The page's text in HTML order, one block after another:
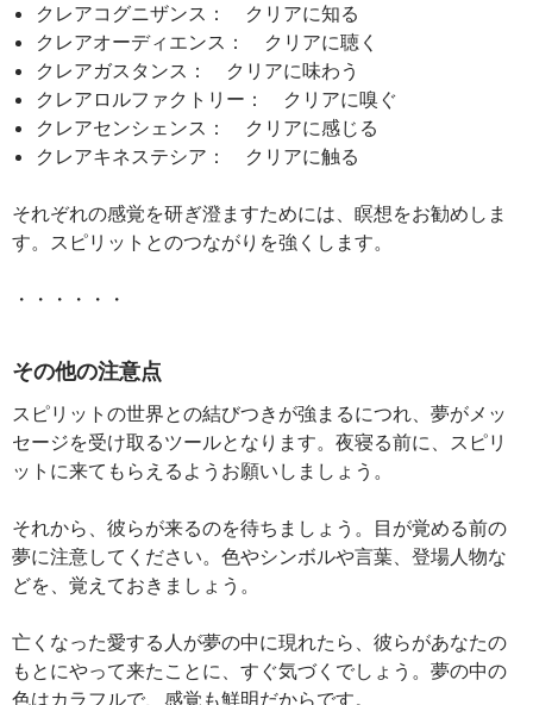
クレアコグニザンス： クリアに知る
クレアオーディエンス： クリアに聴く
クレアガスタンス： クリアに味わう
クレアロルファクトリー： クリアに嗅ぐ
クレアセンシェンス： クリアに感じる
クレアキネステシア： クリアに触る
それぞれの感覚を研ぎ澄ますためには、瞑想をお勧めしま
す。スピリットとのつながりを強くします。
・・・・・・
その他の注意点
スピリットの世界との結びつきが強まるにつれ、夢がメッ
セージを受け取るツールとなります。夜寝る前に、スピリ
ットに来てもらえるようお願いしましょう。
それから、彼らが来るのを待ちましょう。目が覚める前の
夢に注意してください。色やシンボルや言葉、登場人物な
どを、覚えておきましょう。
亡くなった愛する人が夢の中に現れたら、彼らがあなたの
もとにやって来たことに、すぐ気づくでしょう。夢の中の
色はカラフルで、感覚も鮮明だからです。